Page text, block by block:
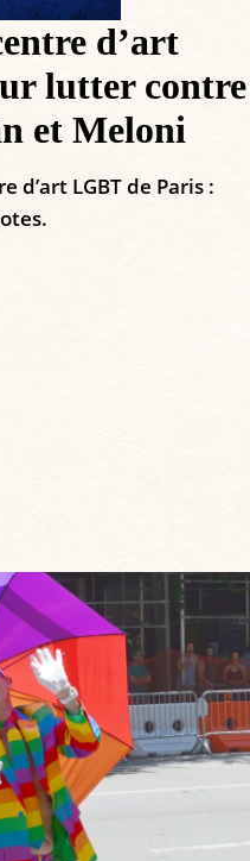
d’art
lutter contre
et Meloni
d’art LGBT de Paris :